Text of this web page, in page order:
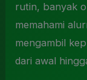
rutin, banyak
memahami
mengambil
dari awal